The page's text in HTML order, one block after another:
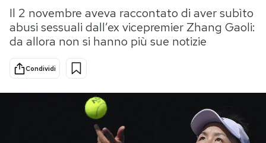
Tecnologia
Internet
Scienza
Cultura
Economia
Storie/Idee
Ok Boomer!
Media
Il 2 novembre aveva raccontato di aver subìto
abusi sessuali dall’ex vicepremier Zhang Gaoli:
da allora non si hanno più sue notizie
Condividi